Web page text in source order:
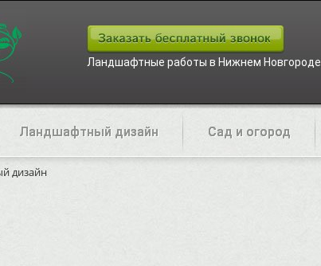
Ландшафтные работы в Нижнем Новгороде
Ландшафтный дизайн Сад и огород
дизайн